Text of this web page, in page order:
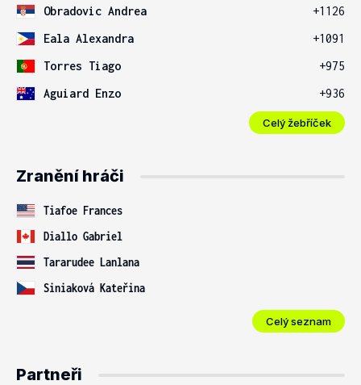
Obradovic Andrea
+1126
Eala Alexandra
+1091
Torres Tiago
+975
Aguiard Enzo
+936
Celý žebříček
Zranění hráči
Tiafoe Frances
Diallo Gabriel
Tararudee Lanlana
Siniaková Kateřina
Celý seznam
Partneři